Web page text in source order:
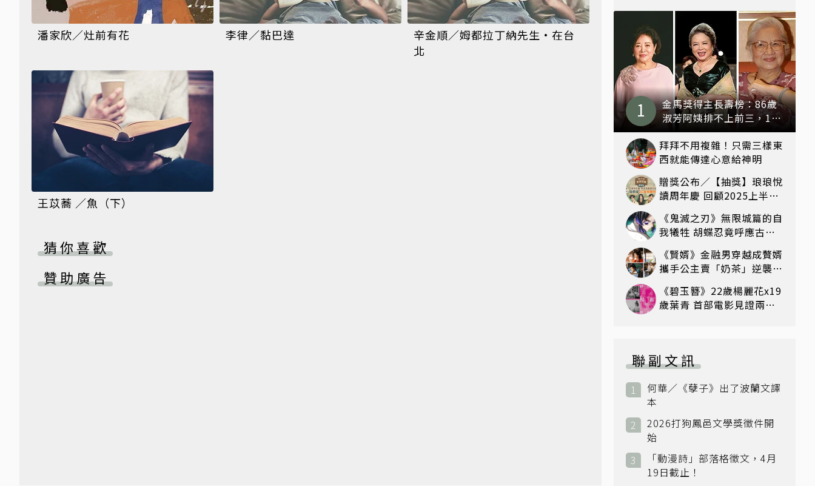
潘家欣／灶前有花 李律／黏巴達
辛金順／姆都拉丁納先生•在台
北
王苡蕎 ／魚（下）
猜你喜歡
贊助廣告
金馬獎得主長壽榜：86歲
淑芳阿姨排不上前三，103
歲反派雪姨奪冠
拜拜不用複雜！只需三樣東
西就能傳達心意給神明
贈獎公布／【抽獎】琅琅悅
讀周年慶 回顧2025上半年
《鬼滅之刃》無限城篇的自
我犧牲 胡蝶忍竟呼應古代
《賢婿》金融男穿越成贅婿
攜手公主賣「奶茶」逆襲成
《碧玉簪》22歲楊麗花x19
歲葉青 首部電影見證兩大
聯副文訊
何華／《孽子》出了波蘭文譯
本
2026打狗鳳邑文學獎徵件開
始
「動漫詩」部落格徵文，4月
19日截止！